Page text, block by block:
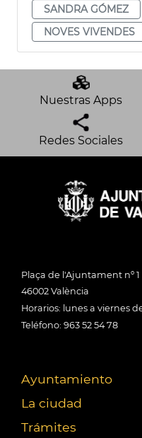
SANDRA GÓMEZ
NOVES VIVENDES
Nuestras Apps
Redes Sociales
Plaça de l'Ajuntament nº 1
46002 València
Horarios: lunes a viernes
Teléfono: 963 52 54 78
Ayuntamiento
La ciudad
Trámites